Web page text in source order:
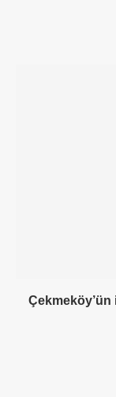
Çekmeköy’ün